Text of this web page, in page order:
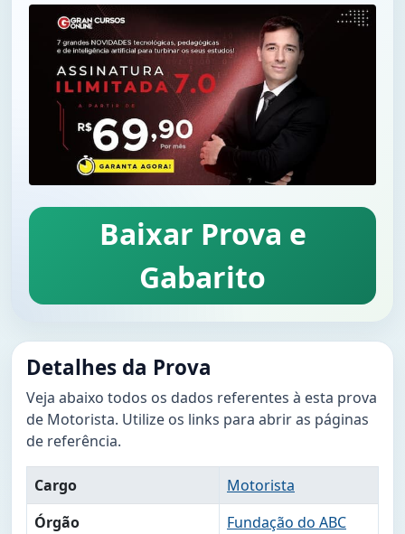
Baixar Prova e
Gabarito
Detalhes da Prova
Veja abaixo todos os dados referentes à esta prova
de Motorista. Utilize os links para abrir as páginas
de referência.
Cargo
Motorista
Órgão
Fundação do ABC